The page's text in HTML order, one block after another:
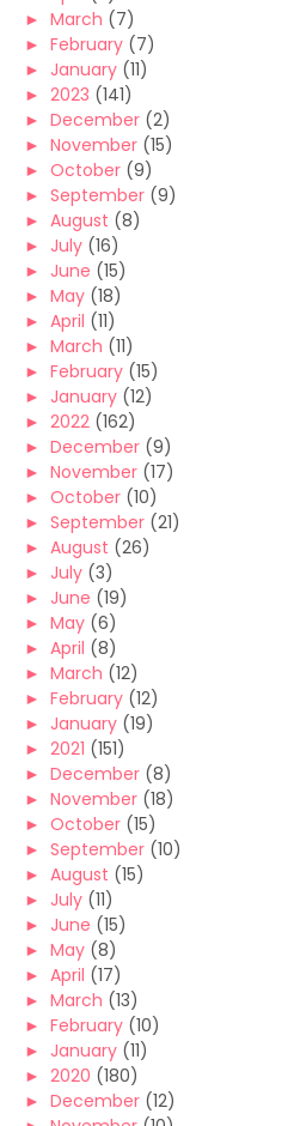
► March (7)
► February (7)
► January (11)
► 2023 (141)
► December (2)
► November (15)
► October (9)
► September (9)
► August (8)
► July (16)
► June (15)
► May (18)
► April (11)
► March (11)
► February (15)
► January (12)
► 2022 (162)
► December (9)
► November (17)
► October (10)
► September (21)
► August (26)
► July (3)
► June (19)
► May (6)
► April (8)
► March (12)
► February (12)
► January (19)
► 2021 (151)
► December (8)
► November (18)
► October (15)
► September (10)
► August (15)
► July (11)
► June (15)
► May (8)
► April (17)
► March (13)
► February (10)
► January (11)
► 2020 (180)
► December (12)